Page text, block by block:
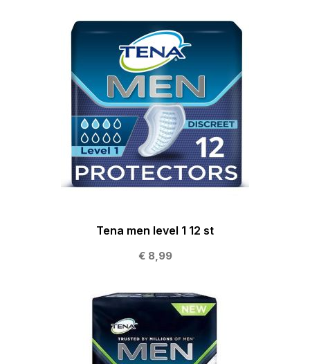
Tena men level 1 12 st
€ 8,99